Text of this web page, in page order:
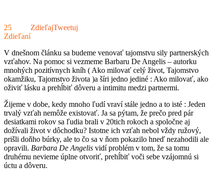
25
Zdieľaní
ZdieľajTweetuj
V dnešnom článku sa budeme venovať tajomstvu sily partnerských
vzťahov. Na pomoc si vezmeme Barbaru De Angelis – autorku
mnohých pozitívnych kníh ( Ako milovať celý život, Tajomstvo
okamžiku, Tajomstvo života )a šíri jedno jediné : Ako milovať, ako
oživiť lásku a prehĺbiť dôveru a intimitu medzi partnermi.
Žijeme v dobe, kedy mnoho ľudí vraví stále jedno a to isté : Jeden
trvalý vzťah nemôže existovať. Ja sa pýtam, že prečo pred pár
desiatkami rokov sa ľudia brali v 20tich rokoch a spoločne aj
dožívali život v dôchodku? Istotne ich vzťah nebol vždy ružový,
prišli doňho búrky, ale to čo sa v ňom pokazilo hneď nezahodili ale
opravili. Barbara De Angelis vidí problém v tom, že sa tomu
druhému nevieme úplne otvoriť, prehĺbiť voči sebe vzájomnú si
úctu a dôveru.